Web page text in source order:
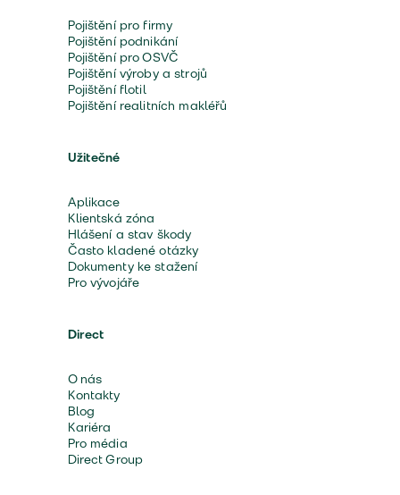
Pojištění pro firmy
Pojištění podnikání
Pojištění pro OSVČ
Pojištění výroby a strojů
Pojištění flotil
Pojištění realitních makléřů
Užitečné
Aplikace
Klientská zóna
Hlášení a stav škody
Často kladené otázky
Dokumenty ke stažení
Pro vývojáře
Direct
O nás
Kontakty
Blog
Kariéra
Pro média
Direct Group